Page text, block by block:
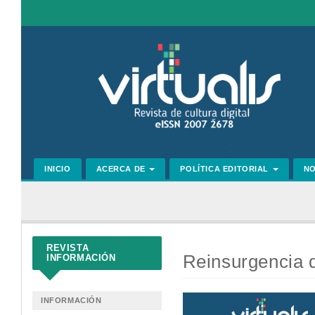
INICIO ACERCA DE POLÍTICA EDITORIAL
REVISTA
INFORMACIÓN
INFORMACIÓN
Reinsurgencia